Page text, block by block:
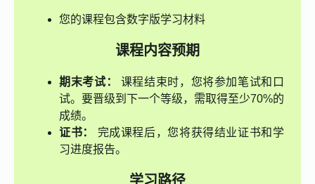
您的课程包含数字版学习材料
课程内容预期
期末考试：
课程结束时，您将参加笔试和口
试。要晋级到下一个等级，需取得至少70%的
成绩。
证书：
完成课程后，您将获得结业证书和学
习进度报告。
学习路径